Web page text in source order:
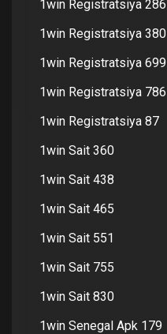
1win Registratsiya 286
1win Registratsiya 380
1win Registratsiya 699
1win Registratsiya 786
1win Registratsiya 87
1win Sait 360
1win Sait 438
1win Sait 465
1win Sait 551
1win Sait 755
1win Sait 830
1win Senegal Apk 179